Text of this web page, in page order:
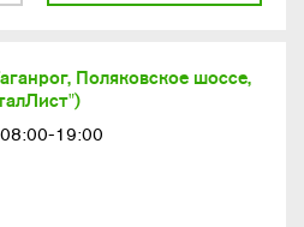
Поляковское шоссе,
19:00